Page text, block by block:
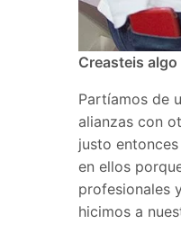
Creasteis
Partíamos de
alianzas con
justo
en ellos
profesionales
hicimos a